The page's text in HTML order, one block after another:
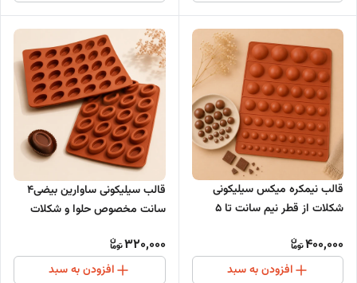
قالب نیمکره میکس سیلیکونی
شکلات از قطر نیم سانت تا 5
400,000
افزودن به سبد
قالب سیلیکونی ساوارین بیضی4
سانت مخصوص حلوا و شکلات
320,000
افزودن به سبد